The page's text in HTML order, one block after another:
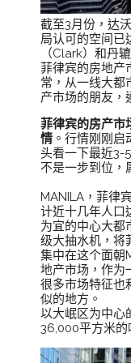
截至3月份，达
局认可的空间已
（Clark）和丹
菲律宾的房地产
常，从一线大都
产市场的朋友，
菲律宾的房产市
情 。行情刚刚
头看一下最近3-
不是一步到位，
MANILA，菲律
计近十几年人口
为宜的中心大都
级大抽水机，将
集中在这个面朝
地产市场，作为
很多市场特征也
似的地方。
以大岷区为中心
36,000平方米的